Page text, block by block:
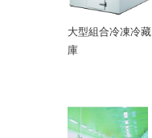
大型組合冷凍冷藏
庫